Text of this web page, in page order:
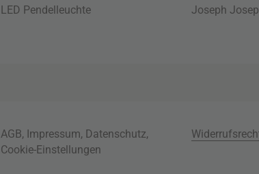
LED Pendelleuchte
Joseph
AGB, Impressum, Datenschutz,
Cookie-Einstellungen